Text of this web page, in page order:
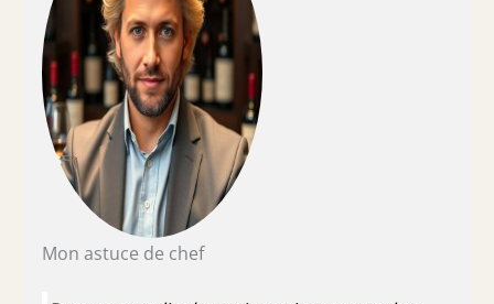
Mon astuce de chef